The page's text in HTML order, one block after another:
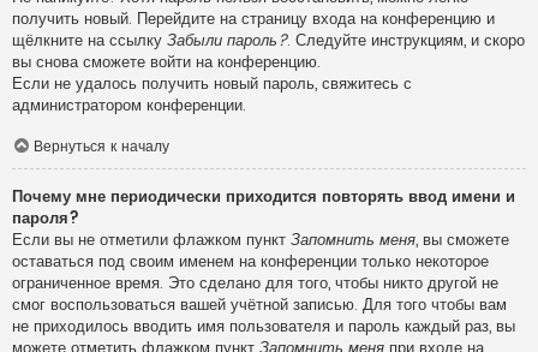
получить новый. Перейдите на страницу входа на конференцию и
щёлкните на ссылку Забыли пароль?. Следуйте инструкциям, и скоро
вы снова сможете войти на конференцию.
Если не удалось получить новый пароль, свяжитесь с
администратором конференции.
Вернуться к началу
Почему мне периодически приходится повторять ввод имени и
пароля?
Если вы не отметили флажком пункт Запомнить меня, вы сможете
оставаться под своим именем на конференции только некоторое
ограниченное время. Это сделано для того, чтобы никто другой не
смог воспользоваться вашей учётной записью. Для того чтобы вам
не приходилось вводить имя пользователя и пароль каждый раз, вы